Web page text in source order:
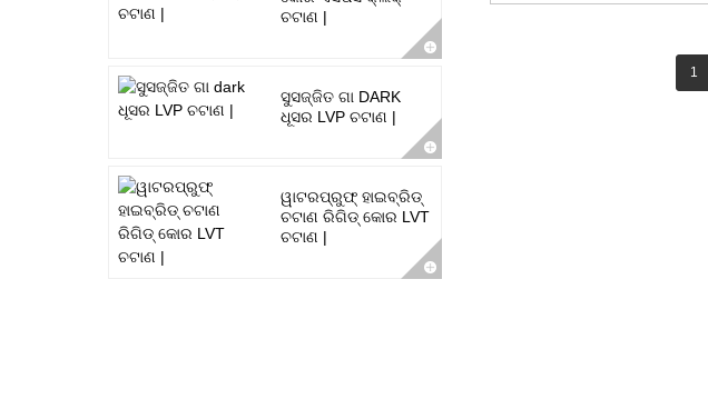
ଚଟାଣ |
ସୁସଜ୍ଜିତ ଗା DARK
ଧୂସର LVP ଚଟାଣ |
ୱାଟରପ୍ରୁଫ୍ ହାଇବ୍ରିଡ୍
ଚଟାଣ ରିଗିଡ୍ କୋର LVT
ଚଟାଣ |
1